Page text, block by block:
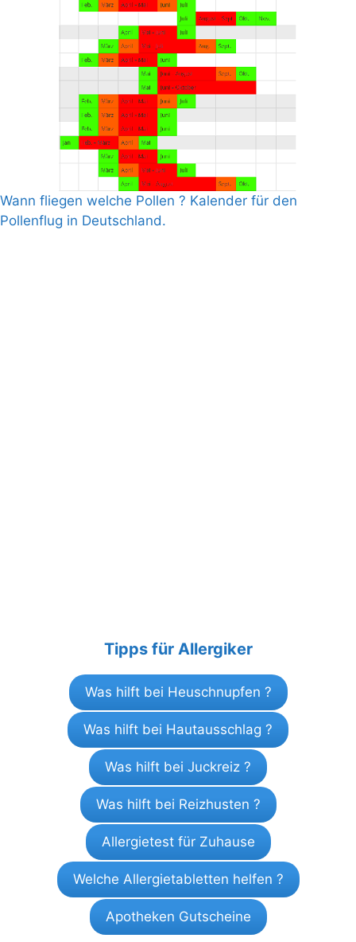
Wann fliegen welche Pollen ? Kalender für den
Pollenflug in Deutschland.
Tipps für Allergiker
Was hilft bei Heuschnupfen ?
Was hilft bei Hautausschlag ?
Was hilft bei Juckreiz ?
Was hilft bei Reizhusten ?
Allergietest für Zuhause
Welche Allergietabletten helfen ?
Apotheken Gutscheine